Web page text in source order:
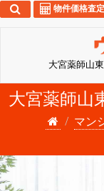
大宮薬師山
物件価格査定
大宮薬師山
マン